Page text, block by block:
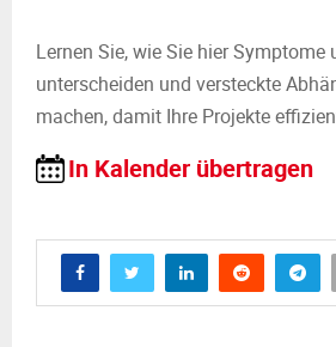
Lernen Sie, wie Sie hier Symptome
unterscheiden und versteckte
machen, damit Ihre Projekte
In Kalender übertragen